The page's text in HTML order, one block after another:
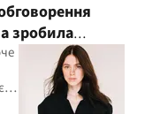
зробила